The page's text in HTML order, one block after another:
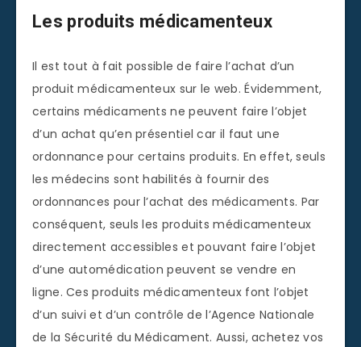
Les produits médicamenteux
Il est tout à fait possible de faire l’achat d’un
produit médicamenteux sur le web. Évidemment,
certains médicaments ne peuvent faire l’objet
d’un achat qu’en présentiel car il faut une
ordonnance pour certains produits. En effet, seuls
les médecins sont habilités à fournir des
ordonnances pour l’achat des médicaments. Par
conséquent, seuls les produits médicamenteux
directement accessibles et pouvant faire l’objet
d’une automédication peuvent se vendre en
ligne. Ces produits médicamenteux font l’objet
d’un suivi et d’un contrôle de l’Agence Nationale
de la Sécurité du Médicament. Aussi, achetez vos